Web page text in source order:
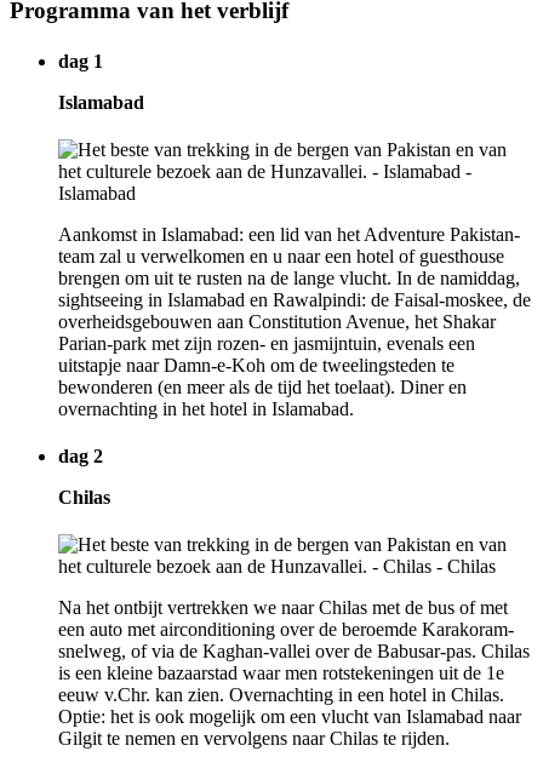
Programma van het verblijf
dag 1
Islamabad
Aankomst in Islamabad: een lid van het Adventure Pakistan-
team zal u verwelkomen en u naar een hotel of guesthouse
brengen om uit te rusten na de lange vlucht. In de namiddag,
sightseeing in Islamabad en Rawalpindi: de Faisal-moskee, de
overheidsgebouwen aan Constitution Avenue, het Shakar
Parian-park met zijn rozen- en jasmijntuin, evenals een
uitstapje naar Damn-e-Koh om de tweelingsteden te
bewonderen (en meer als de tijd het toelaat). Diner en
overnachting in het hotel in Islamabad.
dag 2
Chilas
Na het ontbijt vertrekken we naar Chilas met de bus of met
een auto met airconditioning over de beroemde Karakoram-
snelweg, of via de Kaghan-vallei over de Babusar-pas. Chilas
is een kleine bazaarstad waar men rotstekeningen uit de 1e
eeuw v.Chr. kan zien. Overnachting in een hotel in Chilas.
Optie: het is ook mogelijk om een vlucht van Islamabad naar
Gilgit te nemen en vervolgens naar Chilas te rijden.